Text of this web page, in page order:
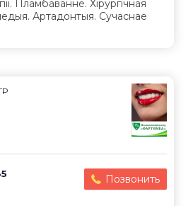
Пламбаванне. Хірургічная
Артадонтыя. Сучаснае
Позвонить